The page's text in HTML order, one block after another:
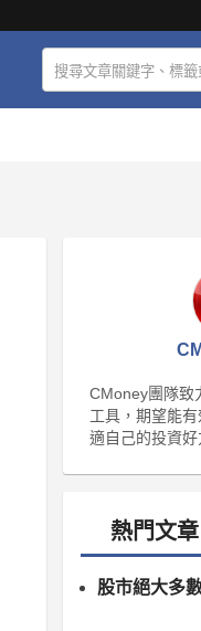
CMoney團隊致
工具，期望能
適自己的投資好
股市絕大多